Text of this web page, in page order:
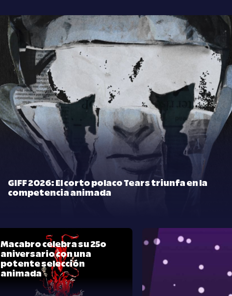
GIFF 2026: El corto polaco Tears triunfa en la
competencia animada
Macabro celebra su 25º
aniversario con una
potente selección
animada